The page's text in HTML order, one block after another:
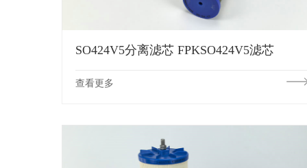
SO424V5分离滤芯 FPKSO424V5滤芯
查看更多